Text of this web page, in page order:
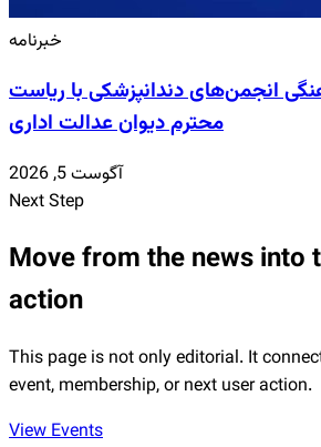
خبرنامه
انجمن‌های دندانپزشکی با ریاست
محترم دیوان عدالت اداری
آگوست 5, 2026
Next Step
Move from the news into
action
This page is not only editorial. It
event, membership, or next user action.
View Events